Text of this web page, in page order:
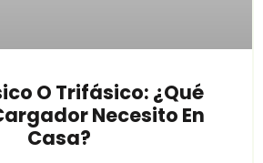
O Trifásico: ¿qué
Necesito En
Casa?